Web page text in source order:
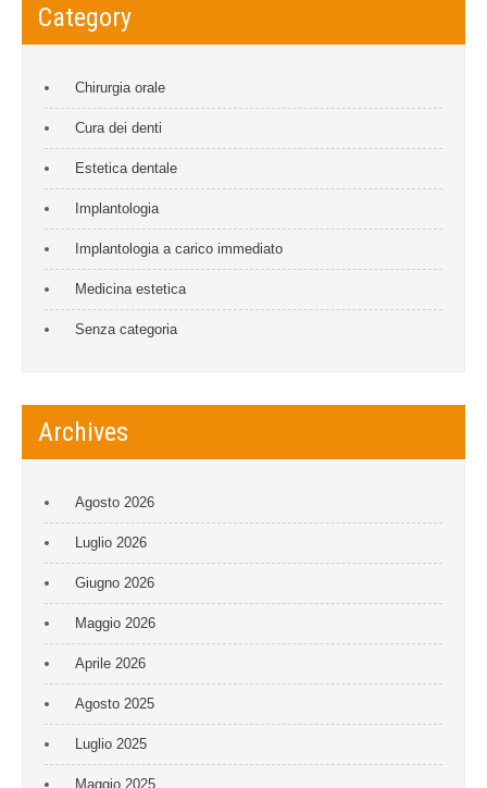
Category
Chirurgia orale
Cura dei denti
Estetica dentale
Implantologia
Implantologia a carico immediato
Medicina estetica
Senza categoria
Archives
Agosto 2026
Luglio 2026
Giugno 2026
Maggio 2026
Aprile 2026
Agosto 2025
Luglio 2025
Maggio 2025